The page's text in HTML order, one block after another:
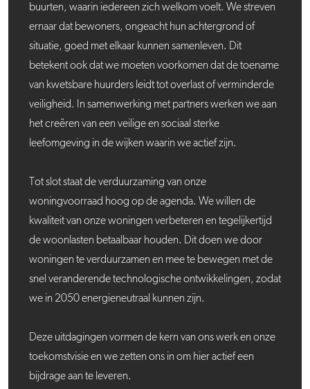
buurten, waarin iedereen zich welkom voelt. We streven
ernaar dat bewoners, ongeacht hun achtergrond of
situatie, goed met elkaar kunnen samenleven. Dit
betekent ook dat we moeten voorkomen dat de toename
van kwetsbare huurders leidt tot overlast of verminderde
veiligheid. In samenwerking met partners werken we aan
het creëren van een veilige en sociaal sterke
leefomgeving in de wijken waarin we actief zijn.
Tot slot staat de verduurzaming van onze
woningvoorraad hoog op de agenda. We willen de
kwaliteit van onze woningen verbeteren en tegelijkertijd
de woonlasten betaalbaar houden. Dit doen we door
woningen te verduurzamen en mee te bewegen met de
snel veranderende technologische ontwikkelingen, zodat
we in 2050 energieneutraal kunnen zijn.
Deze uitdagingen vormen de kern van ons werk en onze
toekomstvisie en we zetten ons in om hier actief een
bijdrage aan te leveren.